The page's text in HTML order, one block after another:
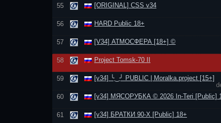
55 [ORIGINAL] CSS v34
56 HARD Public 18+
57 [V34] АТМОСФЕРА [18+] ©
58 Project Tomsk-70 II
59
[v34] ╰‿╯ PUBLIC | Moralka.project [15+]
60
[v34] МЯСОРУБКА © 2026 In-Teri [Public]
61 [v34] БРАТКИ 90-Х [Public] 18+